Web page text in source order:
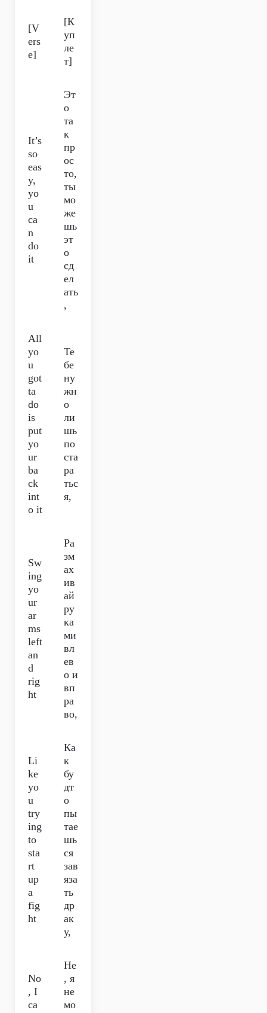
[V
ers
e]
[К
уп
ле
т]
It’s
so
eas
y,
yo
u
ca
n
do
it
Эт
о
та
к
пр
ос
то,
ты
мо
же
шь
эт
о
сд
ел
ать
,
All
yo
u
got
ta
do
is
put
yo
ur
ba
ck
int
o it
Те
бе
ну
жн
о
ли
шь
по
ста
ра
тьс
я,
Sw
ing
yo
ur
ar
ms
left
an
d
rig
ht
Ра
зм
ах
ив
ай
ру
ка
ми
вл
ев
о и
вп
ра
во,
Li
ke
yo
u
try
ing
to
sta
rt
up
a
fig
ht
Ка
к
бу
дт
о
пы
тае
шь
ся
зав
яза
ть
др
ак
у,
No
, I
ca
Не
, я
не
мо